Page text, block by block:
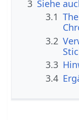
3 Siehe
3.1
3.2
3.3
3.4